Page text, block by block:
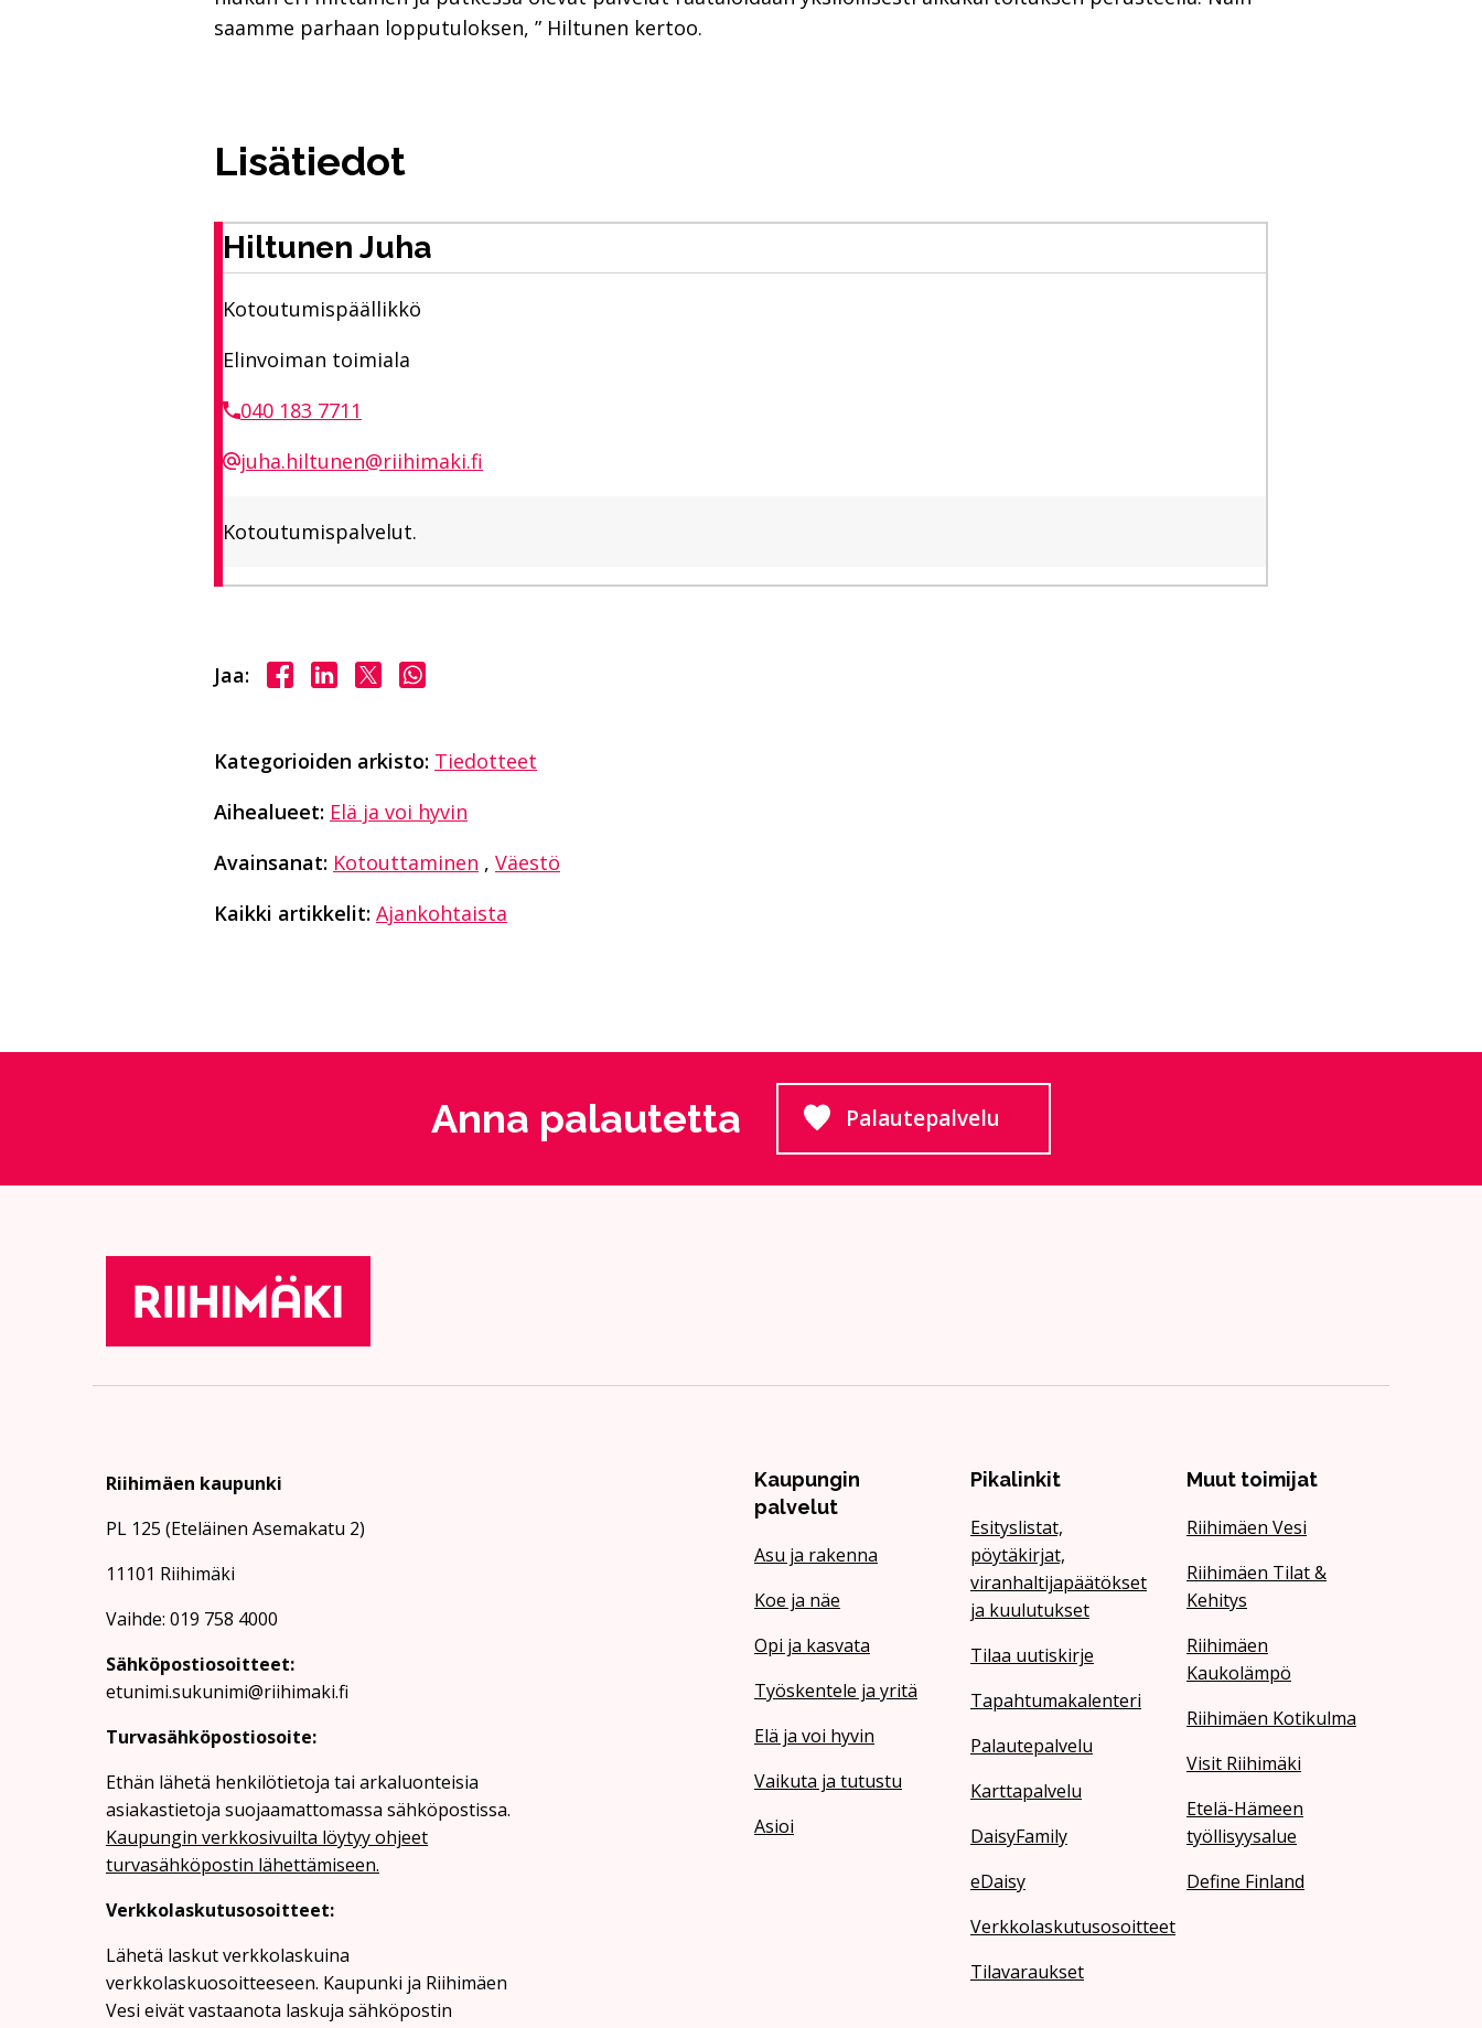
saamme parhaan lopputuloksen, ” Hiltunen kertoo.
Lisätiedot
Hiltunen Juha
Kotoutumispäällikkö
Elinvoiman toimiala
040 183 7711
juha.hiltunen@riihimaki.fi
Kotoutumispalvelut.
Jaa: Jaa Facebookissa
Jaa LinkedInissä
Jaa X:ssäJaa WhasAppissa
Kategorioiden arkisto: Tiedotteet
Aihealueet: Elä ja voi hyvin
Avainsanat: Kotouttaminen , Väestö
Kaikki artikkelit: Ajankohtaista
Anna palautetta Palautepalvelu
Siirtyy ulkoiselle sivustolle
Riihimäen kaupunki
PL 125 (Eteläinen Asemakatu 2)
11101 Riihimäki
Vaihde: 019 758 4000
Sähköpostiosoitteet:
etunimi.sukunimi@riihimaki.fi
Turvasähköpostiosoite:
Ethän lähetä henkilötietoja tai arkaluonteisia
asiakastietoja suojaamattomassa sähköpostissa.
Kaupungin verkkosivuilta löytyy ohjeet
turvasähköpostin lähettämiseen.
Verkkolaskutusosoitteet:
Lähetä laskut verkkolaskuina
verkkolaskuosoitteeseen. Kaupunki ja Riihimäen
Vesi eivät vastaanota laskuja sähköpostin
Kaupungin
palvelut
Asu ja rakenna
Koe ja näe
Opi ja kasvata
Työskentele ja yritä
Elä ja voi hyvin
Vaikuta ja tutustu
Asioi
Pikalinkit
Esityslistat,
pöytäkirjat,
viranhaltijapäätökset
ja kuulutukset
Tilaa uutiskirje
Tapahtumakalenteri
Palautepalvelu
Karttapalvelu
DaisyFamily
eDaisy
Verkkolaskutusosoitteet
Tilavaraukset
Muut toimijat
Riihimäen Vesi
Riihimäen Tilat &
Kehitys
Riihimäen
Kaukolämpö
Riihimäen Kotikulma
Visit Riihimäki
Etelä-Hämeen
työllisyysalue
Define Finland